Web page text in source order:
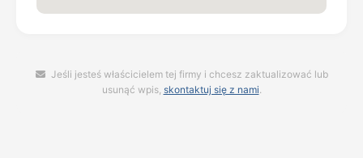
Jeśli jesteś właścicielem tej firmy i chcesz zaktualizować lub
usunąć wpis, skontaktuj się z nami.